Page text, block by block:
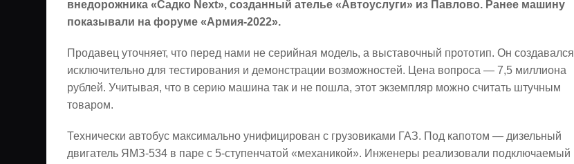
внедорожника «Садко Next», созданный ателье «Автоуслуги» из Павлово. Ранее машину
показывали на форуме «Армия-2022».
Продавец уточняет, что перед нами не серийная модель, а выставочный прототип. Он создавался
исключительно для тестирования и демонстрации возможностей. Цена вопроса — 7,5 миллиона
рублей. Учитывая, что в серию машина так и не пошла, этот экземпляр можно считать штучным
товаром.
Технически автобус максимально унифицирован с грузовиками ГАЗ. Под капотом — дизельный
двигатель ЯМЗ-534 в паре с 5-ступенчатой «механикой». Инженеры реализовали подключаемый